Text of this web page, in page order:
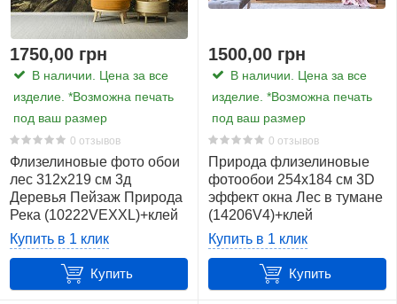
1750,00 грн
В наличии. Цена за все
изделие. *Возможна печать
под ваш размер
0 отзывов
Флизелиновые фото обои
лес 312x219 см 3д
Деревья Пейзаж Природа
Река (10222VEXXL)+клей
Купить в 1 клик
Купить
1500,00 грн
В наличии. Цена за все
изделие. *Возможна печать
под ваш размер
0 отзывов
Природа флизелиновые
фотообои 254x184 см 3D
эффект окна Лес в тумане
(14206V4)+клей
Купить в 1 клик
Купить